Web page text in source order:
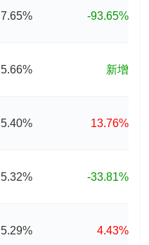
7.65% -93.65%
5.66% 新增
5.40% 13.76%
5.32% -33.81%
5.29% 4.43%